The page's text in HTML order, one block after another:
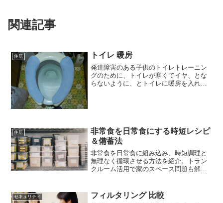
関連記事
住居 トイレ 暖房
発達障害のある子供のトイレトレーニン
グのために、トイレが寒くてイヤ、とな
らないように、とトイレに暖房を入れる
住居
非常食を日常食にする時短レシピ
＆備蓄法
非常食を日常食に組み込み、時短調理と
無理なく循環させる方法を紹介。トラン
クルーム活用で家のスペース問題も解
セキュリティ フィルタリング 比較